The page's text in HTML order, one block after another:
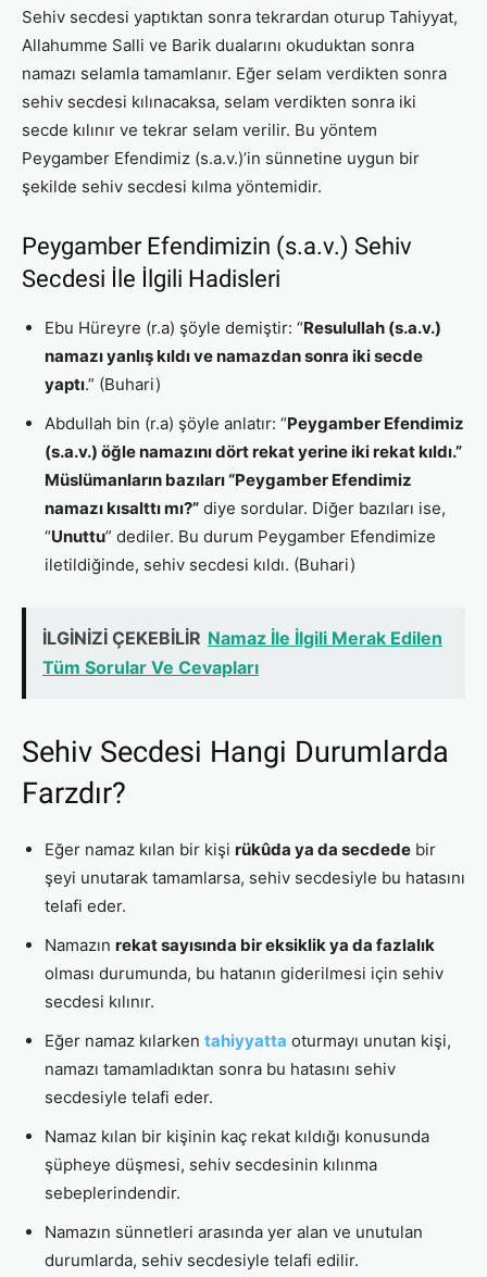
Sehiv secdesi yaptıktan sonra tekrardan oturup Tahiyyat,
Allahumme Salli ve Barik dualarını okuduktan sonra
namazı selamla tamamlanır. Eğer selam verdikten sonra
sehiv secdesi kılınacaksa, selam verdikten sonra iki
secde kılınır ve tekrar selam verilir. Bu yöntem
Peygamber Efendimiz (s.a.v.)’in sünnetine uygun bir
şekilde sehiv secdesi kılma yöntemidir.
Peygamber Efendimizin (s.a.v.) Sehiv
Secdesi İle İlgili Hadisleri
Ebu Hüreyre (r.a) şöyle demiştir: “Resulullah (s.a.v.)
namazı yanlış kıldı ve namazdan sonra iki secde
yaptı.” (Buhari)
Abdullah bin (r.a) şöyle anlatır: “Peygamber Efendimiz
(s.a.v.) öğle namazını dört rekat yerine iki rekat kıldı.”
Müslümanların bazıları “Peygamber Efendimiz
namazı kısalttı mı?” diye sordular. Diğer bazıları ise,
“Unuttu” dediler. Bu durum Peygamber Efendimize
iletildiğinde, sehiv secdesi kıldı. (Buhari)
İLGİNİZİ ÇEKEBİLİR Namaz İle İlgili Merak Edilen
Tüm Sorular Ve Cevapları
Sehiv Secdesi Hangi Durumlarda
Farzdır?
Eğer namaz kılan bir kişi rükûda ya da secdede bir
şeyi unutarak tamamlarsa, sehiv secdesiyle bu hatasını
telafi eder.
Namazın rekat sayısında bir eksiklik ya da fazlalık
olması durumunda, bu hatanın giderilmesi için sehiv
secdesi kılınır.
Eğer namaz kılarken tahiyyatta oturmayı unutan kişi,
namazı tamamladıktan sonra bu hatasını sehiv
secdesiyle telafi eder.
Namaz kılan bir kişinin kaç rekat kıldığı konusunda
şüpheye düşmesi, sehiv secdesinin kılınma
sebeplerindendir.
Namazın sünnetleri arasında yer alan ve unutulan
durumlarda, sehiv secdesiyle telafi edilir.